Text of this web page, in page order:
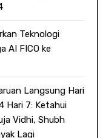
Teknologi
AI FICO ke
Langsung Hari
Hari 7: Ketahui
Vidhi, Shubh
Lagi